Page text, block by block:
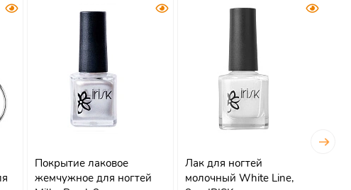
Покрытие лаковое
жемчужное для ногтей
Лак для ногтей
молочный White Line,